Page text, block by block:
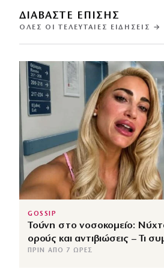
ΔΙΑΒΑΣΤΕ ΕΠΙΣΗΣ
ΌΛΕΣ ΟΙ ΤΕΛΕΥΤΑΊΕΣ ΕΙΔΉΣΕΙΣ →
GOSSIP
Τούνη στο νοσοκομείο:
ορούς και αντιβιώσεις – Τι
ΠΡΙΝ ΑΠΌ 7 ΏΡΕΣ